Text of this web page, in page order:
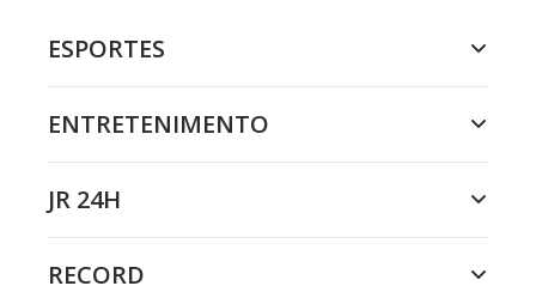
ESPORTES
ENTRETENIMENTO
JR 24H
RECORD